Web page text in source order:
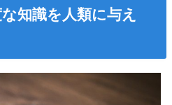
知識を人類に与え